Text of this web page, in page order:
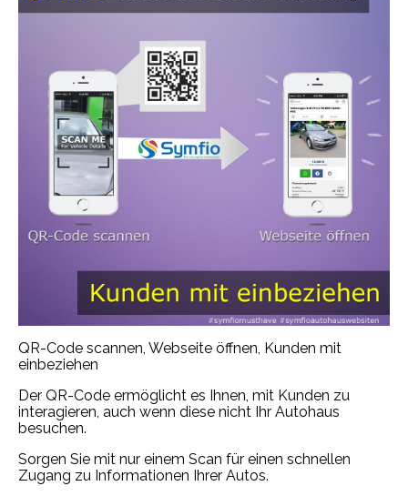
QR-Code scannen, Webseite öffnen, Kunden mit
einbeziehen
Der QR-Code ermöglicht es Ihnen, mit Kunden zu
interagieren, auch wenn diese nicht Ihr Autohaus
besuchen.
Sorgen Sie mit nur einem Scan für einen schnellen
Zugang zu Informationen Ihrer Autos.